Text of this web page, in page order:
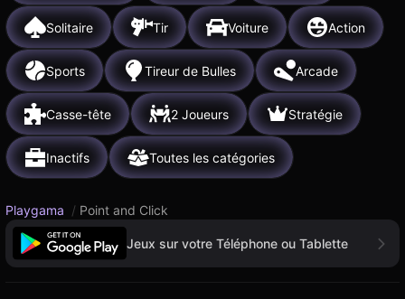
Solitaire Tir Voiture Action
Sports Tireur de Bulles Arcade
Casse-tête 2 Joueurs Stratégie
Inactifs Toutes les catégories
Playgama / Point and Click
Jeux sur votre Téléphone ou Tablette